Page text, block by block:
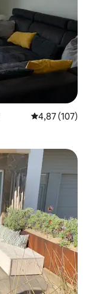
4,87 (107)